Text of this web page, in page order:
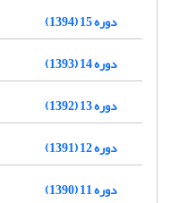
دوره 15 (1394)
دوره 14 (1393)
دوره 13 (1392)
دوره 12 (1391)
دوره 11 (1390)